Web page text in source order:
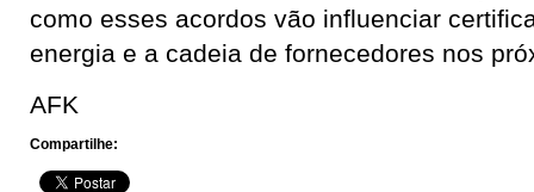
como esses acordos vão influenciar
energia e a cadeia de fornecedores nos
AFK
Compartilhe: